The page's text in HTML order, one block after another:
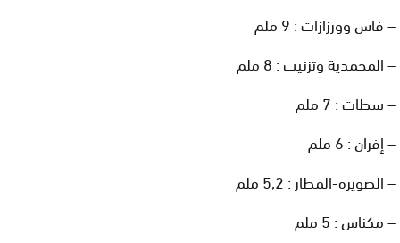
– فاس وورزازات : 9 ملم
– المحمدية وتزنيت : 8 ملم
– سطات : 7 ملم
– إفران : 6 ملم
– الصويرة-المطار : 5,2 ملم
– مكناس : 5 ملم